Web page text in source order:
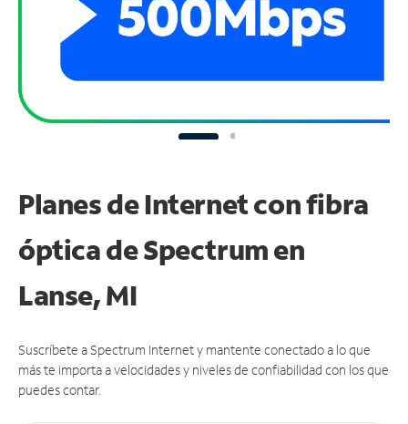
Planes de Internet con fibra
óptica de Spectrum en
Lanse, MI
Suscríbete a Spectrum Internet y mantente conectado a lo que
más te importa a velocidades y niveles de confiabilidad con los que
puedes contar.